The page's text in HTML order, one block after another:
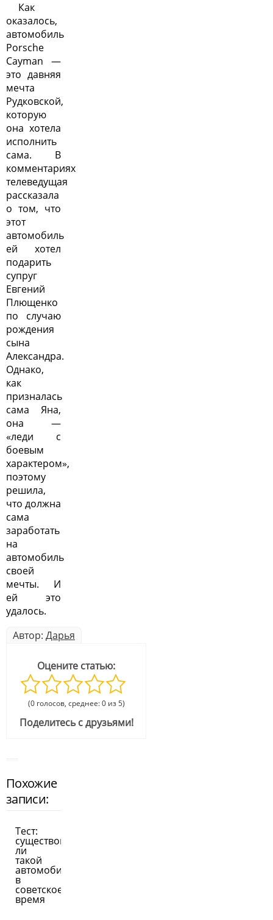
Как
оказалось,
автомобиль
Porsche
Cayman —
это давняя
мечта
Рудковской,
которую
она хотела
исполнить
сама. В
комментариях
телеведущая
рассказала
о том, что
этот
автомобиль
ей хотел
подарить
супруг
Евгений
Плющенко
по случаю
рождения
сына
Александра.
Однако,
как
призналась
сама Яна,
она —
«леди с
боевым
характером»,
поэтому
решила,
что должна
сама
заработать
на
автомобиль
своей
мечты. И
ей это
удалось.
Автор: Дарья
Оцените статью:
(0 голосов, среднее: 0 из 5)
Поделитесь с друзьями!
Похожие
записи:
Тест:
существовал
ли
такой
автомобиль
в
советское
время